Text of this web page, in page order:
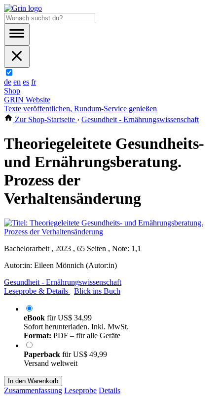
de en es fr
Shop
GRIN Website
Texte veröffentlichen, Rundum-Service genießen
Zur Shop-Startseite › Gesundheit - Ernährungswissenschaft
Theoriegeleitete Gesundheits-
und Ernährungsberatung.
Prozess der
Verhaltensänderung
Bachelorarbeit , 2023 , 65 Seiten , Note: 1,1
Autor:in: Eileen Mönnich (Autor:in)
Gesundheit - Ernährungswissenschaft
Leseprobe & Details
Blick ins Buch
eBook fürUS$ 34,99
Sofort herunterladen. Inkl. MwSt.
Format: PDF – für alle Geräte
Paperback fürUS$ 49,99
Versand weltweit
In den Warenkorb
Zusammenfassung Leseprobe Details